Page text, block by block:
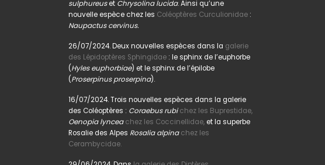
sulphureuset Chrysolina lucida. Ainsi qu’une
nouvelle espèce chez les Coléoptères Curculionidae :
Naupactus cervinus.
26/07/2024. Deux nouvelles espèces dans la galerie
des Lépidoptères Sphingidae : le sphinx de l’euphorbe
(Hyles euphorbiae) et le sphinx de l’épilobe
(Proserpinus proserpina).
16/07/2024. Trois nouvelles espèces dans la galerie
des Coléoptères : Coraebus rubi chez les Buprestidae,
Oenopia lyncea chez les Coccinellidae,et la superbe
Rosalie des Alpes Rosalia alpina chez les
Cerambycidae.